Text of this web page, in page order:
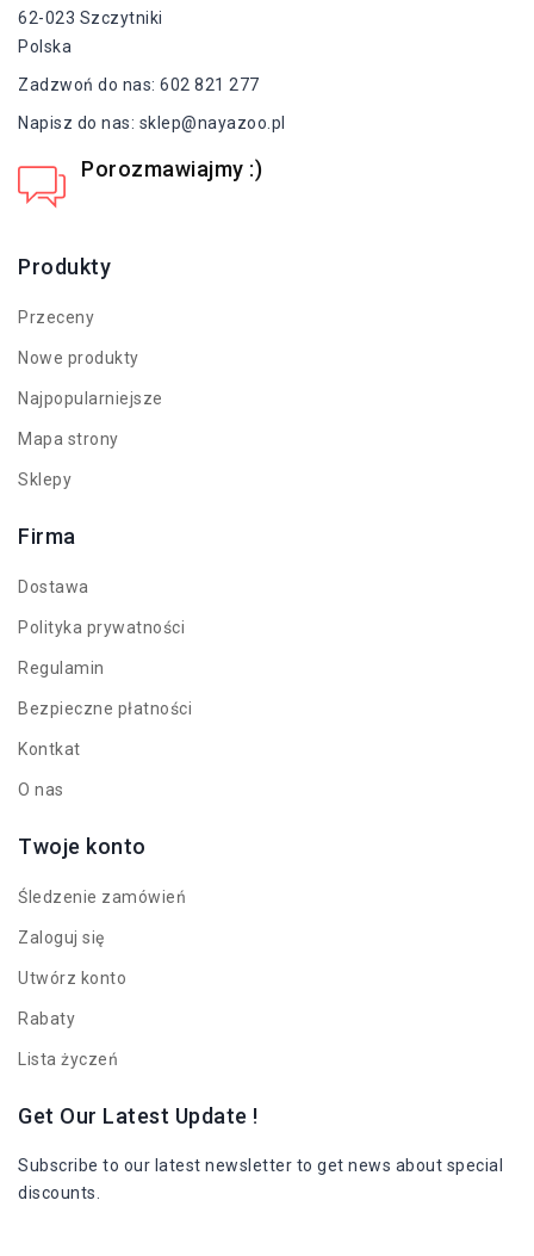
62-023 Szczytniki
Polska
Zadzwoń do nas: 602 821 277
Napisz do nas: sklep@nayazoo.pl
Porozmawiajmy :)
Produkty
Przeceny
Nowe produkty
Najpopularniejsze
Mapa strony
Sklepy
Firma
Dostawa
Polityka prywatności
Regulamin
Bezpieczne płatności
Kontkat
O nas
Twoje konto
Śledzenie zamówień
Zaloguj się
Utwórz konto
Rabaty
Lista życzeń
Get Our Latest Update !
Subscribe to our latest newsletter to get news about special
discounts.